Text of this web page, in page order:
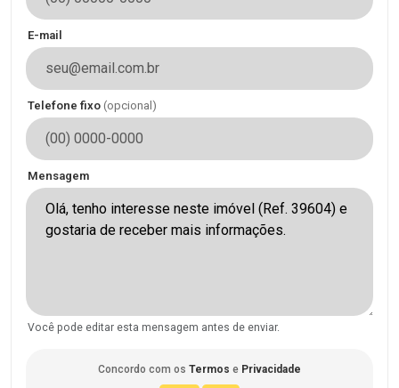
E-mail
Telefone fixo (opcional)
Mensagem
Você pode editar esta mensagem antes de enviar.
Concordo com os Termos e Privacidade